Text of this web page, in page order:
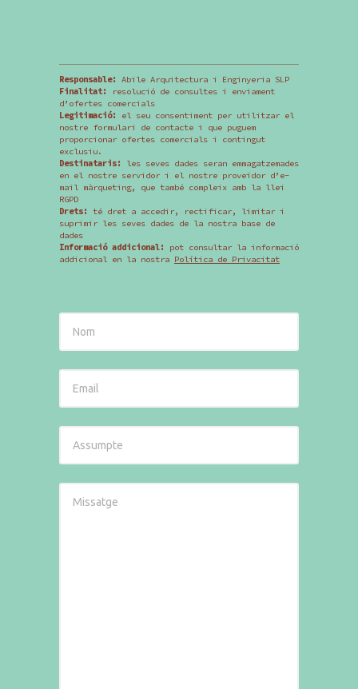
Responsable:
Abile Arquitectura i Enginyeria SLP
Finalitat:
resolució de consultes i enviament
d’ofertes comercials
Legitimació:
el seu consentiment per utilitzar el
nostre formulari de contacte i que puguem
proporcionar ofertes comercials i contingut
exclusiu.
Destinataris:
les seves dades seran emmagatzemades
en el nostre servidor i el nostre proveïdor d’e-
mail màrqueting, que també compleix amb la llei
RGPD
Drets:
té dret a accedir, rectificar, limitar i
suprimir les seves dades de la nostra base de
dades
Informació addicional:
pot consultar la informació
addicional en la nostra Política de Privacitat